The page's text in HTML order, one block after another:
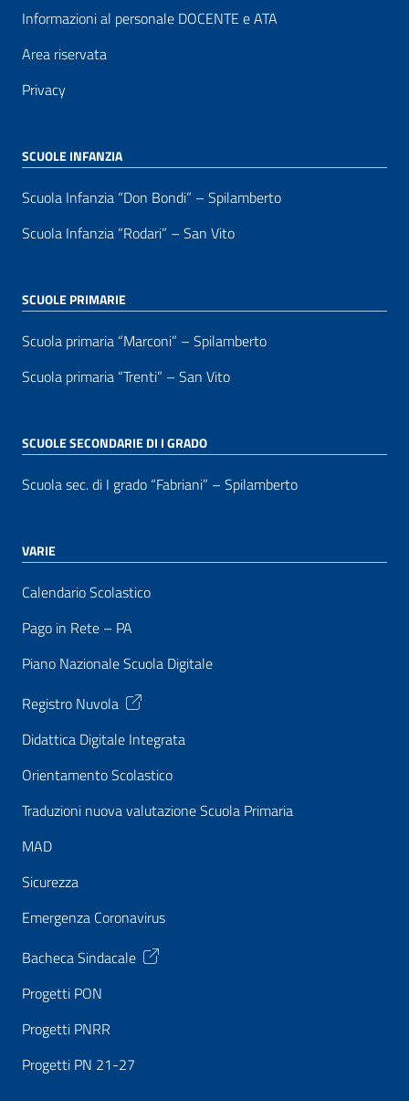
Informazioni al personale DOCENTE e ATA
Area riservata
Privacy
SCUOLE INFANZIA
Scuola Infanzia “Don Bondi” – Spilamberto
Scuola Infanzia “Rodari” – San Vito
SCUOLE PRIMARIE
Scuola primaria “Marconi” – Spilamberto
Scuola primaria “Trenti” – San Vito
SCUOLE SECONDARIE DI I GRADO
Scuola sec. di I grado “Fabriani” – Spilamberto
VARIE
Calendario Scolastico
Pago in Rete – PA
Piano Nazionale Scuola Digitale
Registro Nuvola
Didattica Digitale Integrata
Orientamento Scolastico
Traduzioni nuova valutazione Scuola Primaria
MAD
Sicurezza
Emergenza Coronavirus
Bacheca Sindacale
Progetti PON
Progetti PNRR
Progetti PN 21-27